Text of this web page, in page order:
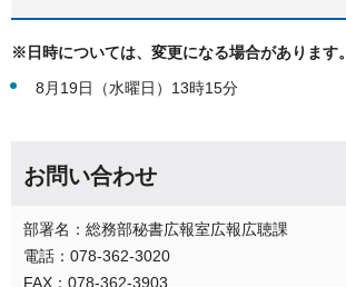
※日時については、変更になる場合があります。
8月19日（水曜日）13時15分
お問い合わせ
部署名：総務部秘書広報室広報広聴課
電話：078-362-3020
FAX：078-362-3903